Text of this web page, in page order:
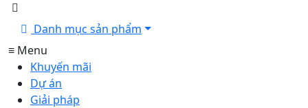
Danh mục sản phẩm
≡ Menu
Khuyến mãi
Dự án
Giải pháp